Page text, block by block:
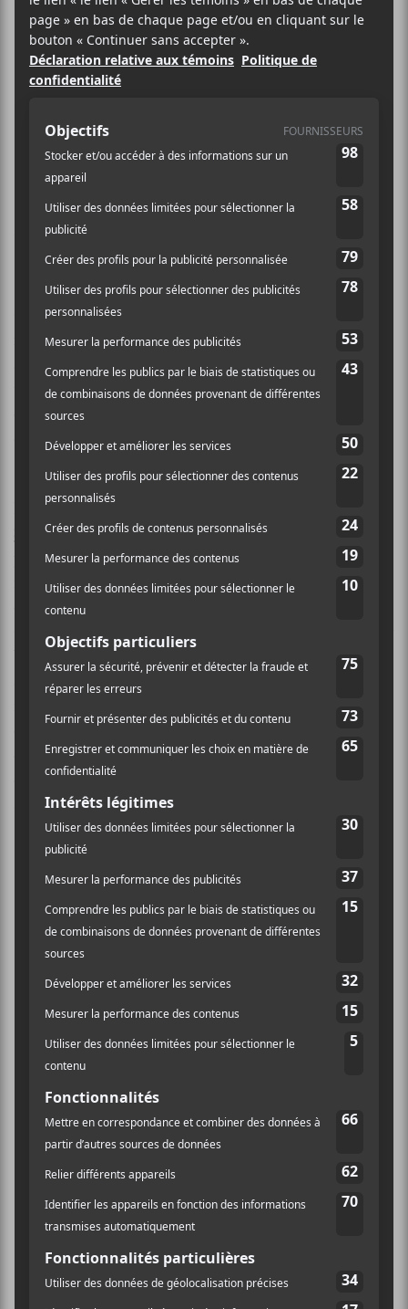
chanson
Gethsemane
5 ans après la sortie de
Door Less Open, la formation
californienne est de retrouve avec
The Scholars.
C’est le 2 mai prochain que l’album paraîtra chez la
maison de disque Matador.The Scholars
est un
album-concept qui se déroule sur le campus d’une
université fictive, Parnassus University, et les
chansons suivent les destins de différents étudiants et
du personnel enseignant.
Gethsemane
Seat Headresta dit : « Après avoir ramené à la vie un
patient médicalement décédé, elle commence à
retrouver des pouvoirs réprimés depuis l’enfance,
celui de guérir les autres en absorbant leur douleur.
Chaque nuit, au lieu de rêves, elle rencontre la douleur
brute et les histoires des âmes qu’elle a touchées tout
au long de la journée. La réalité se brouille et elle se
retrouve emmenée dans des installations secrètes
enfouies sous l’école de médecine, où d’anciens êtres
qui règnent secrètement. » La pièce est nommée
d’après le jardin où Jésus est arrêté après la dernière
scène dans la bible.
The Scholars
01.CCF (I’m Gonna Stay With You)
02.Devereaux
03.
Lady Gay Approximately
The Catastrophe (Good Luck With That, Man)
05.Equals
06.
07.Reality
08.Planet Desperation